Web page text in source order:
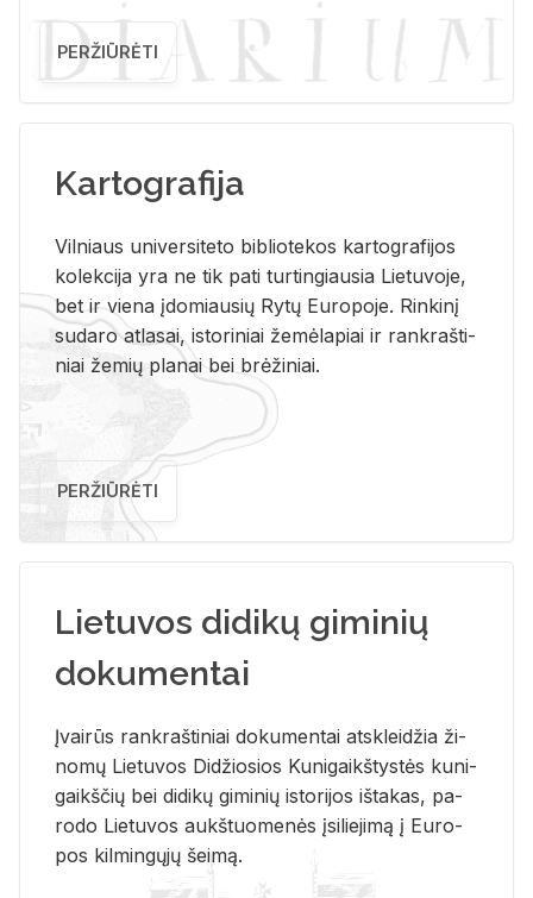
PERŽIŪRĖTI
Kartografija
Vil­niaus uni­ver­si­te­to bi­b­lio­te­kos kar­to­gra­fi­jos
ko­lek­ci­ja yra ne tik pati tur­tin­giau­sia Lie­tu­vo­je,
bet ir vie­na įdo­miau­sių Rytų Eu­ro­po­je. Rin­ki­nį
su­da­ro at­la­sai, is­to­ri­niai že­mė­la­piai ir rank­raš­ti­
niai že­mių pla­nai bei brė­ži­niai.
PERŽIŪRĖTI
Lietuvos didikų giminių
dokumentai
Įvai­rūs rank­raš­ti­niai do­ku­men­tai at­sklei­džia ži­
no­mų Lie­tu­vos Di­džio­sios Ku­ni­gaikš­tys­tės ku­ni­
gaikš­čių bei di­di­kų gi­mi­nių is­to­ri­jos iš­ta­kas, pa­
ro­do Lie­tu­vos aukš­tuo­me­nės įsi­lie­ji­mą į Eu­ro­
pos kil­min­gų­jų šei­mą.